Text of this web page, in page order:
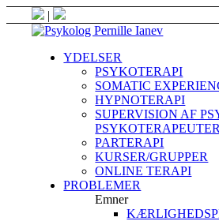
|
YDELSER
PSYKOTERAPI
SOMATIC
HYPNOTERAPI
SUPERVISION AF
PSYKOTERAPEUTER
PARTERAPI
KURSER/GRUPPER
ONLINE TERAPI
PROBLEMER
Emner